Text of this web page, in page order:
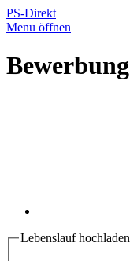
PS-Direkt
Menu öffnen
Bewerbung
Lebenslauf hochladen